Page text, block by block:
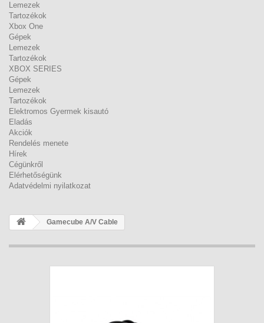
Lemezek
Tartozékok
Xbox One
Gépek
Lemezek
Tartozékok
XBOX SERIES
Gépek
Lemezek
Tartozékok
Elektromos Gyermek kisautó
Eladás
Akciók
Rendelés menete
Hírek
Cégünkről
Elérhetőségünk
Adatvédelmi nyilatkozat
Gamecube A/V Cable